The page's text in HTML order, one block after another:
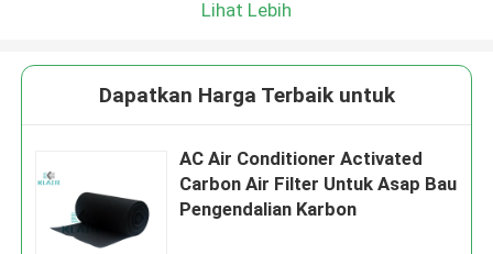
Lihat Lebih
Dapatkan Harga Terbaik untuk
AC Air Conditioner Activated
Carbon Air Filter Untuk Asap Bau
Pengendalian Karbon